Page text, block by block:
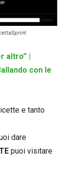
altro” |
con le
e tanto
dare
puoi visitare